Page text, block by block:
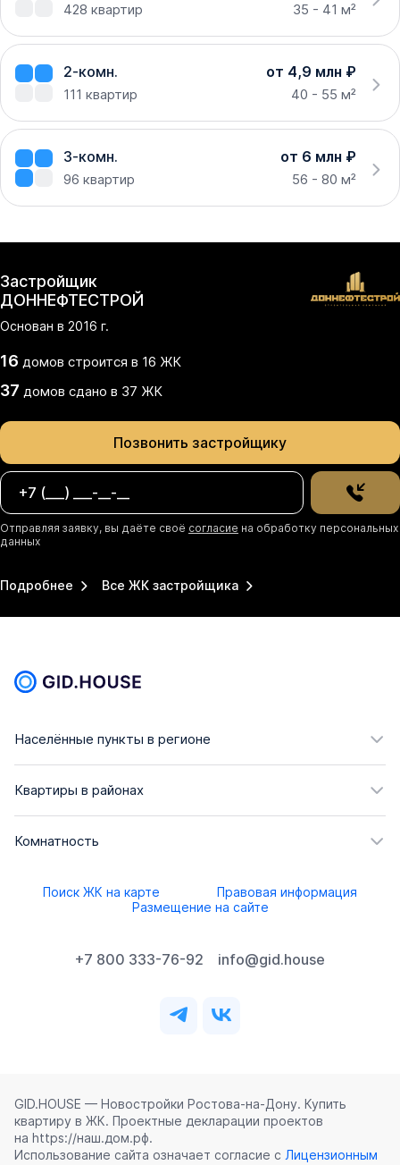
428 квартир 35 - 41 м²
2-комн. от 4,9 млн ₽
111 квартир 40 - 55 м²
3-комн. от 6 млн ₽
96 квартир 56 - 80 м²
Застройщик
ДОННЕФТЕСТРОЙ
Основан в 2016 г.
16 домов строится в 16 ЖК
37 домов сдано в 37 ЖК
Позвонить застройщику
Отправляя заявку, вы даёте своё согласие на обработку персональных
данных
Подробнее Все ЖК застройщика
Населённые пункты в регионе
Квартиры в районах
Комнатность
Поиск ЖК на карте
Правовая информация
Размещение на сайте
+7 800 333-76-92 info@gid.house
GID.HOUSE — Новостройки Ростова‑на‑Дону. Купить
квартиру в ЖК. Проектные декларации проектов
на https://наш.дом.рф.
Использование сайта означает согласие с Лицензионным